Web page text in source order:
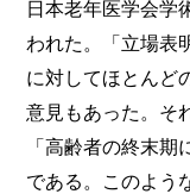
日本老年医学会学
われた。「立場表
に対してほとんど
意見もあった。そ
「高齢者の終末
である。このよう